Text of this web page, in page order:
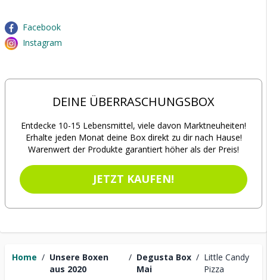
Home / Unsere Boxen
aus 2020
/ Degusta Box
Mai
/ Little Candy
Pizza
Facebook
Instagram
DEINE ÜBERRASCHUNGSBOX
Entdecke 10-15 Lebensmittel, viele davon Marktneuheiten!
Erhalte jeden Monat deine Box direkt zu dir nach Hause!
Warenwert der Produkte garantiert höher als der Preis!
JETZT KAUFEN!